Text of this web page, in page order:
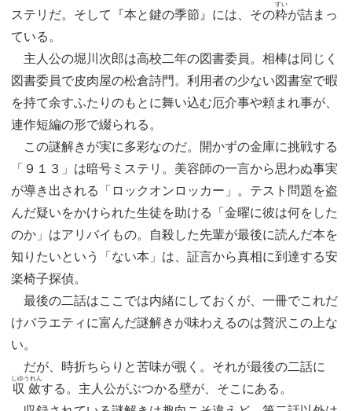
ステリだ。そして『本と鍵の季節』には、その粋
すい
が詰まっ
ている。
主人公の堀川次郎は高校二年の図書委員。相棒は同じく
図書委員で皮肉屋の松倉詩門。利用者の少ない図書室で暇
を持て余すふたりのもとに舞い込む厄介事や頼まれ事が、
連作短編の形で綴られる。
この謎解きが実に多彩なのだ。開かずの金庫に挑戦する
「９１３」は暗号ミステリ。美容師の一言から思わぬ事実
が導き出される「ロックオンロッカー」。テスト問題を盗
んだ疑いをかけられた生徒を助ける「金曜に彼は何をした
のか」はアリバイもの。自殺した先輩が最後に読んだ本を
知りたいという「ない本」は、証言から真相に到達する安
楽椅子探偵。
最後の二話はここでは内緒にしておくが、一冊でこれだ
けバラエティに富んだ謎解きが味わえるのは贅沢この上な
い。
だが、時折ちらりと苦味が覗く。それが最後の二話に
収斂
しゆうれん
する。主人公がぶつかる壁が、そこにある。